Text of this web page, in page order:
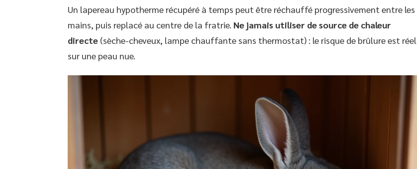
Un lapereau hypotherme récupéré à temps peut être réchauffé progressivement entre les
mains, puis replacé au centre de la fratrie. Ne jamais utiliser de source de chaleur
directe (sèche-cheveux, lampe chauffante sans thermostat) : le risque de brûlure est réel
sur une peau nue.